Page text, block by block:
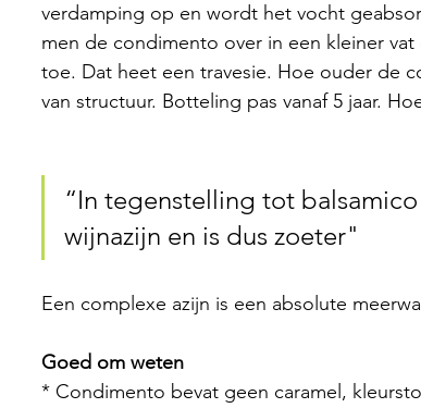
verdamping op en wordt het vocht
men de condimento over in een kleiner
toe. Dat heet een travesie. Hoe ouder de
van structuur. Botteling pas vanaf 5 jaar.
“In tegenstelling tot
wijnazijn en is dus zoeter"
Een complexe azijn is een absolute
Goed om weten
* Condimento bevat geen caramel,